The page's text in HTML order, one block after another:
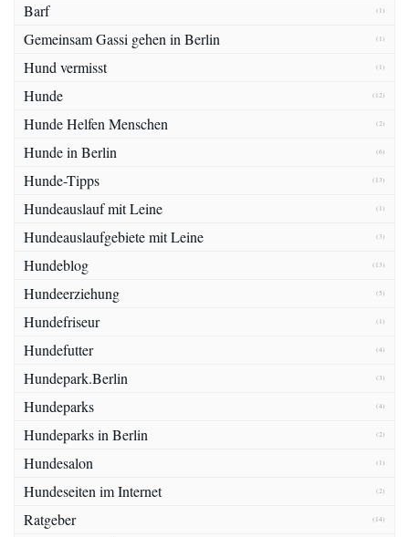
Barf (1)
Gemeinsam Gassi gehen in Berlin (1)
Hund vermisst (1)
Hunde (12)
Hunde Helfen Menschen (2)
Hunde in Berlin (6)
Hunde-Tipps (13)
Hundeauslauf mit Leine (1)
Hundeauslaufgebiete mit Leine (3)
Hundeblog (13)
Hundeerziehung (5)
Hundefriseur (1)
Hundefutter (4)
Hundepark.Berlin (3)
Hundeparks (4)
Hundeparks in Berlin (2)
Hundesalon (1)
Hundeseiten im Internet (2)
Ratgeber (14)